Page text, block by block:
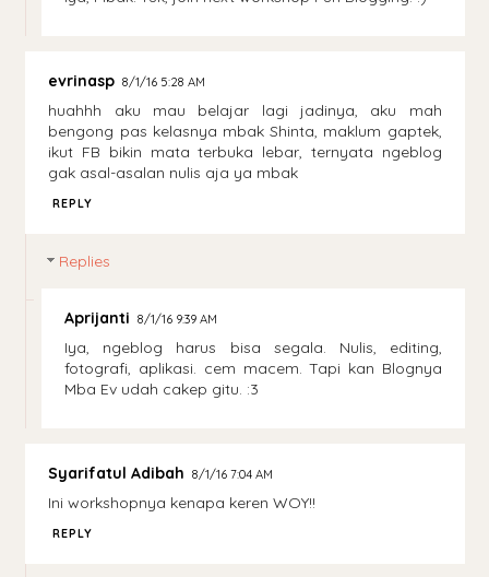
evrinasp 8/1/16 5:28 AM
huahhh aku mau belajar lagi jadinya, aku mah
bengong pas kelasnya mbak Shinta, maklum gaptek,
ikut FB bikin mata terbuka lebar, ternyata ngeblog
gak asal-asalan nulis aja ya mbak
REPLY
Replies
Aprijanti 8/1/16 9:39 AM
Iya, ngeblog harus bisa segala. Nulis, editing,
fotografi, aplikasi. cem macem. Tapi kan Blognya
Mba Ev udah cakep gitu. :3
Syarifatul Adibah 8/1/16 7:04 AM
Ini workshopnya kenapa keren WOY!!
REPLY